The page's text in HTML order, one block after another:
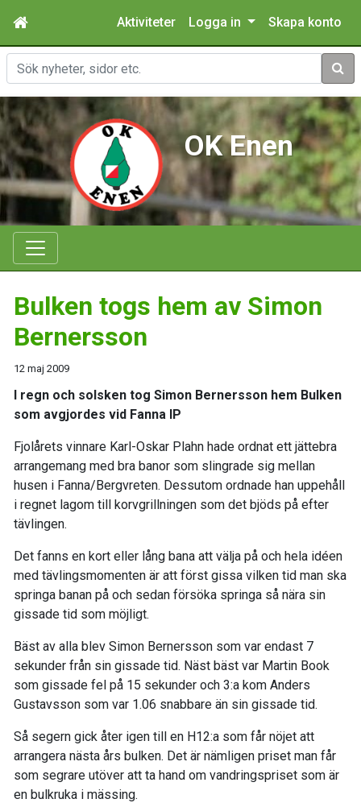
Aktiviteter Logga in Skapa konto
Sök
OK Enen
Bulken togs hem av Simon
Bernersson
12 maj 2009
I regn och solsken tog Simon Bernersson hem Bulken
som avgjordes vid Fanna IP
Fjolårets vinnare Karl-Oskar Plahn hade ordnat ett jättebra
arrangemang med bra banor som slingrade sig mellan
husen i Fanna/Bergvreten. Dessutom ordnade han uppehåll
i regnet lagom till korvgrillningen som det bjöds på efter
tävlingen.
Det fanns en kort eller lång bana att välja på och hela idéen
med tävlingsmomenten är att först gissa vilken tid man ska
springa banan på och sedan försöka springa så nära sin
gissade tid som möjligt.
Bäst av alla blev Simon Bernersson som var endast 7
sekunder från sin gissade tid. Näst bäst var Martin Book
som gissade fel på 15 sekunder och 3:a kom Anders
Gustavsson som var 1.06 snabbare än sin gissade tid.
Så segern gick åter igen till en H12:a som får nöjet att
arrangera nästa års bulken. Det är nämligen priset man får
som segrare utöver att ta hand om vandringspriset som är
en bulkruka i mässing.